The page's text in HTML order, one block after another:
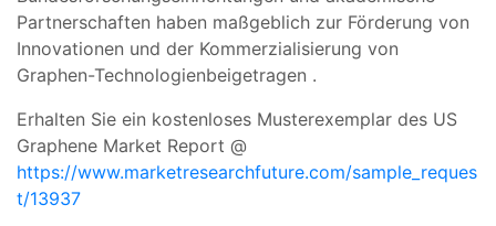
Partnerschaften haben maßgeblich zur Förderung von
Innovationen und der Kommerzialisierung von
Graphen-Technologienbeigetragen .
Erhalten Sie ein kostenloses Musterexemplar des US
Graphene Market Report @
https://www.marketresearchfuture.com/sample_reques
t/13937